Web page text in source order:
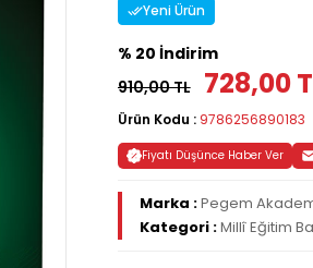
Yeni Ürün
% 20 İndirim
910,00 TL
728,00
Ürün Kodu : 9786256890183
Fiyatı Düşünce Haber Ver
Marka :Pegem Akademi
Kategori :Millî Eğitim